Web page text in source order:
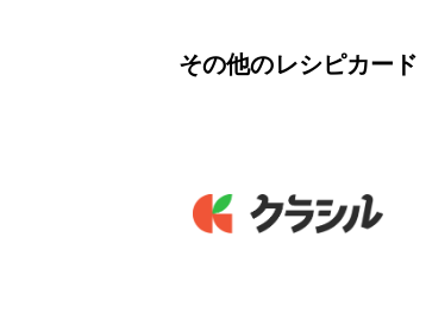
その他のレシピカード